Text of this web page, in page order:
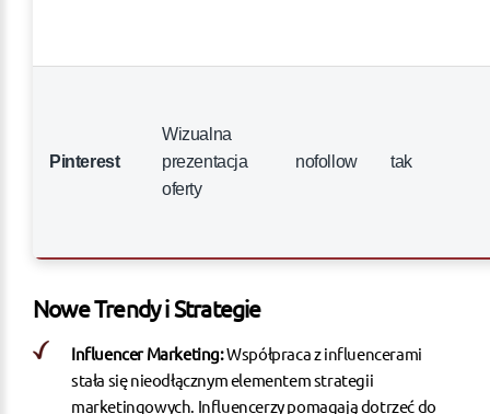
Pinterest
Wizualna
prezentacja
oferty
nofollow tak
Nowe Trendy i Strategie
Influencer Marketing:Współpraca z influencerami
stała się nieodłącznym elementem strategii
marketingowych. Influencerzy pomagają dotrzeć do